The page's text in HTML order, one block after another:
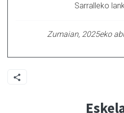
Sarralleko
Zumaian, 2025eko